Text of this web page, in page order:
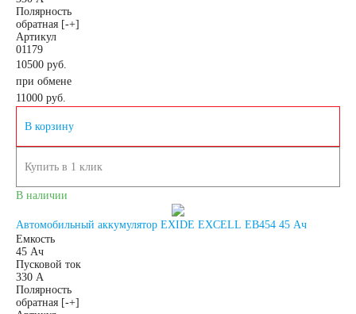
Аккумуляторы на
Полярность
обратная [-+]
Артикул
01179
10500 руб.
при обмене
11000 руб.
В корзину
Купить в 1 клик
В наличии
Автомобильный аккумулятор EXIDE EXCELL EB454 45 Ач
Емкость
45 Ач
Пусковой ток
330 А
Полярность
обратная [-+]